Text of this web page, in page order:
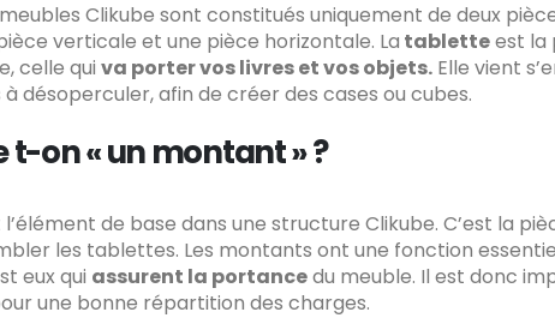
Clikube sont constitués uniquement de deux
verticale et une pièce horizontale. La tabletteest la
celle qui va porter vos livres et vos objets. Elle vient
désoperculer, afin de créer des cases ou cubes.
t-on « un montant » ?
de base dans une structure Clikube. C’est la
les tablettes. Les montants ont une fonction
eux qui assurent la portancedu meuble. Il est donc
une bonne répartition des charges.